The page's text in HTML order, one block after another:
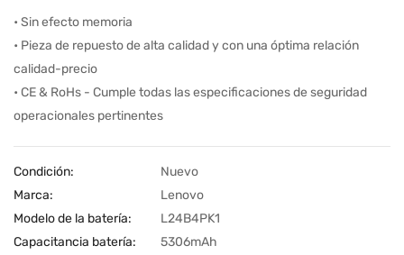
• Sin efecto memoria
• Pieza de repuesto de alta calidad y con una óptima relación
calidad-precio
• CE & RoHs - Cumple todas las especificaciones de seguridad
operacionales pertinentes
Condición:
Nuevo
Marca:
Lenovo
Modelo de la batería:
L24B4PK1
Capacitancia batería:
5306mAh